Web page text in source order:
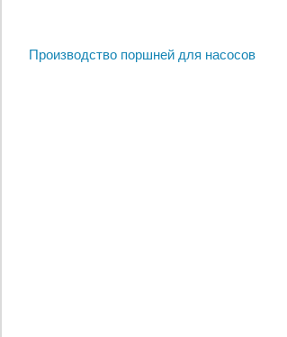
Производство поршней для насосов